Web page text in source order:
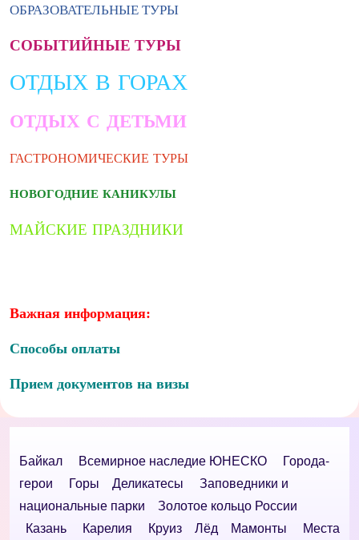
ОБРАЗОВАТЕЛЬНЫЕ ТУРЫ
СОБЫТИЙНЫЕ ТУРЫ
ОТДЫХ В ГОРАХ
ОТДЫХ С ДЕТЬМИ
ГАСТРОНОМИЧЕСКИЕ ТУРЫ
НОВОГОДНИЕ КАНИКУЛЫ
МАЙСКИЕ ПРАЗДНИКИ
Важная информация:
Способы оплаты
Прием документов на визы
Байкал Всемирное наследие ЮНЕСКО
Города-
герои
Горы Деликатесы
Заповедники и
национальные парки
Золотое кольцо России
Казань
Карелия Круиз Лёд Мамонты
Места